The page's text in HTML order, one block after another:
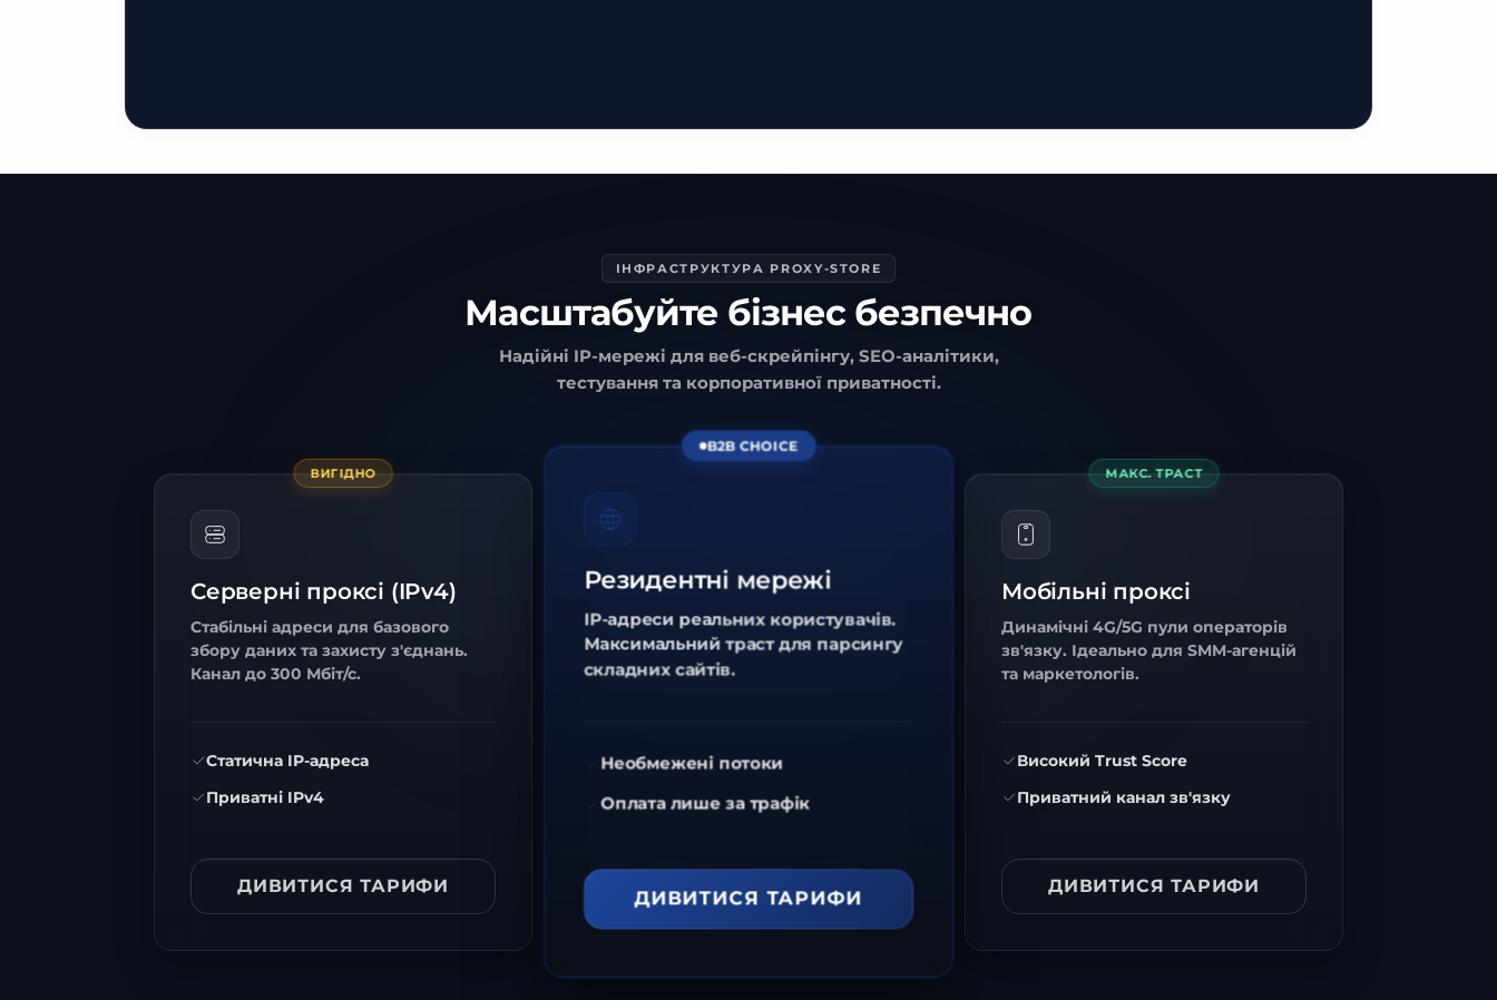
ІНФРАСТРУКТУРА PROXY-STORE
Масштабуйте бізнес безпечно
Надійні IP-мережі для веб-скрейпінгу, SEO-аналітики,
тестування та корпоративної приватності.
ВИГІДНО
Серверні проксі (IPv4)
Стабільні адреси для базового
збору даних та захисту з'єднань.
Канал до 300 Мбіт/с.
Статична IP-адреса
Приватні IPv4
ДИВИТИСЯ ТАРИФИ
B2B CHOICE
Резидентні мережі
IP-адреси реальних користувачів.
Максимальний траст для парсингу
складних сайтів.
Необмежені потоки
Оплата лише за трафік
ДИВИТИСЯ ТАРИФИ
МАКС. ТРАСТ
Мобільні проксі
Динамічні 4G/5G пули операторів
зв'язку. Ідеально для SMM-агенцій
та маркетологів.
Високий Trust Score
Приватний канал зв'язку
ДИВИТИСЯ ТАРИФИ